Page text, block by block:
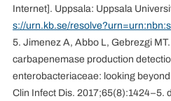
Internet]. Uppsala: Uppsala
s://urn.kb.se/
5. Jimenez A, Abbo L, Gebrezgi
carbapenemase production
enterobacteriaceae: looking
Clin Infect Dis. 2017;65(8):1424–5.